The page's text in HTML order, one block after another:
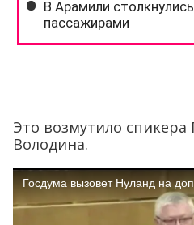
Это возмутило спикера
Володина.